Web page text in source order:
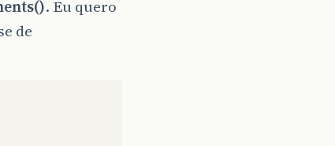
. Eu quero
de